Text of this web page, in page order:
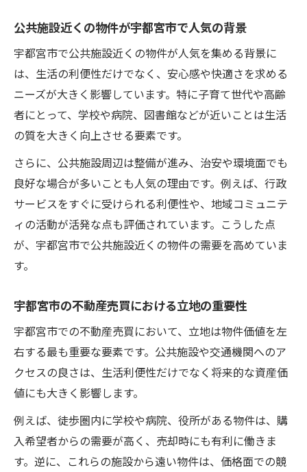
目の訳
宇都宮市の不動産売却で差がつく立地条件
アパートや一軒家の選択肢で人気なポイン
ト
宇都宮市で賃貸物件を選ぶ際の特色と注意
点
公共施設周辺で賢く売却するための戦略
アパートや一軒家選びのポイント紹介
宇都宮市のアパート選びで重視すべき利便
性
一軒家と賃貸アパートの比較で分かる住み
やすさ
宇都宮市で不動産売却時に選ばれる物件特
徴
ペット可や2LDKなど人気条件の探し方
賃貸物件を探す際の注意点まとめ
宇都宮市の賃貸物件選びで失敗しないコツ
宇都宮市不動産売買で賃貸アパートを選ぶ
公共施設近くの物件が宇都宮市で人気の背景
宇都宮市で公共施設近くの物件が人気を集める背景に
は、生活の利便性だけでなく、安心感や快適さを求める
ニーズが大きく影響しています。特に子育て世代や高齢
者にとって、学校や病院、図書館などが近いことは生活
の質を大きく向上させる要素です。
さらに、公共施設周辺は整備が進み、治安や環境面でも
良好な場合が多いことも人気の理由です。例えば、行政
サービスをすぐに受けられる利便性や、地域コミュニテ
ィの活動が活発な点も評価されています。こうした点
が、宇都宮市で公共施設近くの物件の需要を高めていま
す。
宇都宮市の不動産売買における立地の重要性
宇都宮市での不動産売買において、立地は物件価値を左
右する最も重要な要素です。公共施設や交通機関へのア
クセスの良さは、生活利便性だけでなく将来的な資産価
値にも大きく影響します。
例えば、徒歩圏内に学校や病院、役所がある物件は、購
入希望者からの需要が高く、売却時にも有利に働きま
す。逆に、これらの施設から遠い物件は、価格面での競